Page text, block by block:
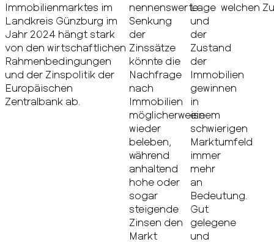
Immobilienmarktes im
Landkreis Günzburg im
Jahr 2024 hängt stark
von den wirtschaftlichen
Rahmenbedingungen
und der Zinspolitik der
Europäischen
Zentralbank ab.
nennenswerte
Senkung
der
Zinssätze
könnte die
Nachfrage
nach
Immobilien
möglicherweise
wieder
beleben,
während
anhaltend
hohe oder
sogar
steigende
Zinsen den
Markt
Lage
und
der
Zustand
der
Immobilien
gewinnen
in
einem
schwierigen
Marktumfeld
immer
mehr
an
Bedeutung.
Gut
gelegene
und
welchen